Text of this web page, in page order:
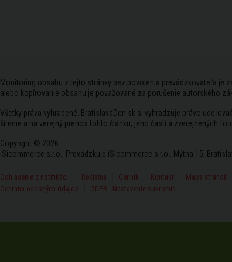
Monitoring obsahu z tejto stránky bez povolenia prevádzkovateľa je
alebo kopírovanie obsahu je považované za porušenie autorského
Všetky práva vyhradené. BratislavaDen.sk si vyhradzuje právo
šírenie a na verejný prenos tohto článku, jeho častí a zverejnených
Copyright © 2026
iSicommerce s.r.o.. Prevádzkuje iSicommerce s.r.o., Mýtna 15,
Odhlásenie z notifikácií Reklama Cenník Kontakt Mapa stránok
Ochrana osobných údajov
GDPR - Nastavenie sukromia